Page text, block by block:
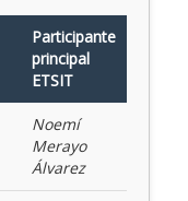
Participante
principal
ETSIT
Noemí
Merayo
Álvarez